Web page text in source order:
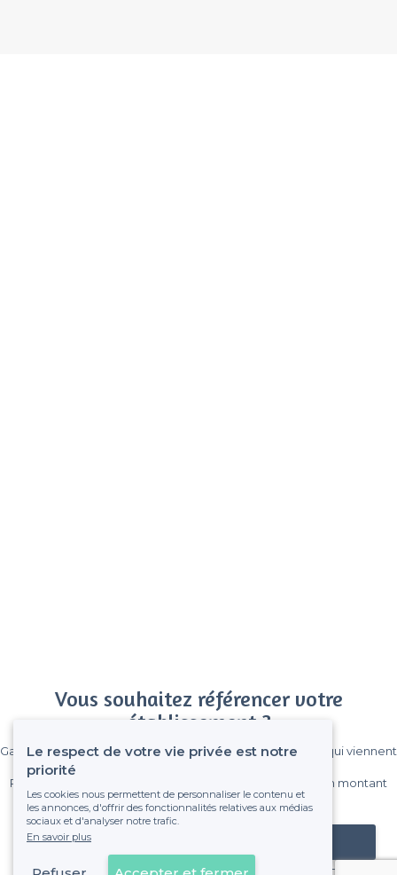
Vous souhaitez référencer votre
établissement ?
Gagnez de nombreux clients parmi le million de visiteurs qui viennent
Pas de commissions et sans engagement, vous payez un montant
fixe sans risque de voir déraper la facture.
Référencer mon établissement
Le respect de votre vie privée est notre
priorité
Les cookies nous permettent de personnaliser le contenu et
les annonces, d'offrir des fonctionnalités relatives aux médias
sociaux et d'analyser notre trafic.
En savoir plus